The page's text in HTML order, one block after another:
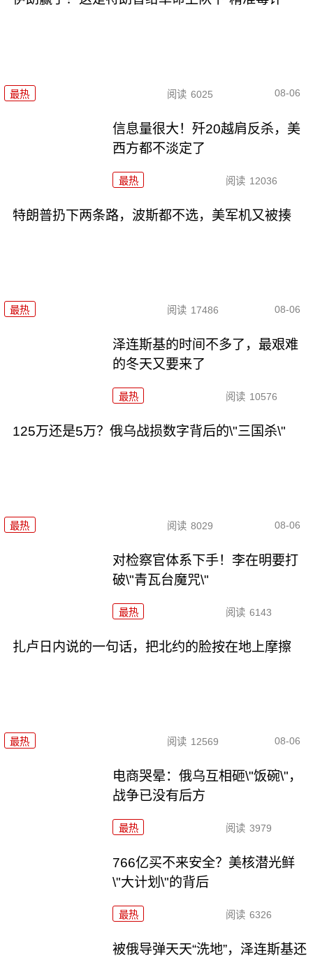
最热 阅读 6025 08-06
信息量很大！歼20越肩反杀，美
西方都不淡定了
最热 阅读 12036
特朗普扔下两条路，波斯都不选，美军机又被揍
最热 阅读 17486 08-06
泽连斯基的时间不多了，最艰难
的冬天又要来了
最热 阅读 10576
125万还是5万？俄乌战损数字背后的\"三国杀\"
最热 阅读 8029 08-06
对检察官体系下手！李在明要打
破\"青瓦台魔咒\"
最热 阅读 6143
扎卢日内说的一句话，把北约的脸按在地上摩擦
最热 阅读 12569 08-06
电商哭晕：俄乌互相砸\"饭碗\"，
战争已没有后方
最热 阅读 3979
766亿买不来安全？美核潜光鲜
\"大计划\"的背后
最热 阅读 6326
被俄导弹天天“洗地”，泽连斯基还